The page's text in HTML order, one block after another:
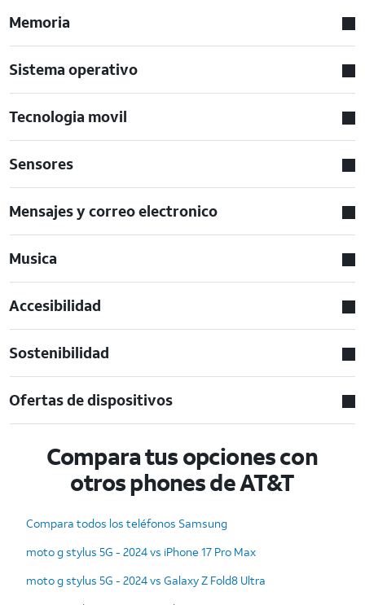
Memoria
Sistema operativo
Tecnologia movil
Sensores
Mensajes y correo electronico
Musica
Accesibilidad
Sostenibilidad
Ofertas de dispositivos
Compara tus opciones con
otros phones de AT&T
Compara todos los teléfonos Samsung
moto g stylus 5G - 2024 vs iPhone 17 Pro Max
moto g stylus 5G - 2024 vs Galaxy Z Fold8 Ultra